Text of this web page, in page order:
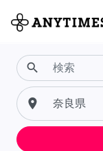
search
place